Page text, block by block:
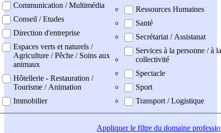
Communication / Multimédia
Conseil / Etudes
Direction d'entreprise
Espaces verts et naturels /
Agriculture / Pêche / Soins aux
animaux
Hôtellerie - Restauration /
Tourisme / Animation
Immobilier
Ressources Humaines
Santé
Secrétariat / Assistanat
Services à la personne / à la
collectivité
Spectacle
Sport
Transport / Logistique
Appliquerle filtre du domaine